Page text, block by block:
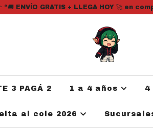
“🚚 ENVÍO GRATIS + LLEGA HOY 🚀 en
3 PAGÁ 2 1 a 4 años 4
al cole 2026